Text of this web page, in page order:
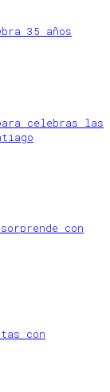
35 años
celebras las
con
con